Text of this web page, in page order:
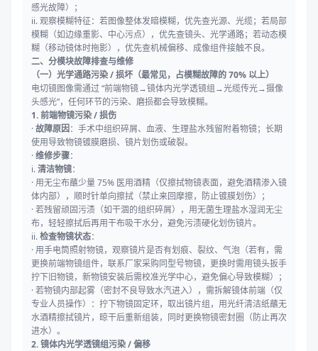
感光故障）；
ii. 观察模糊特征：若图像整体发暗模糊，优先查光源、光缆；若局部
模糊（如边缘重影、中心污点），优先查镜头、光学通路；若动态模
糊（移动镜体时拖影），优先查机械偏移、成像组件接触不良。
二、分模块故障排查与维修
（一）光学通路污染 / 损坏（最常见，占模糊故障的 70% 以上）
电切镜图像需通过 “前端物镜→镜体内光学透镜组→光缆传光→摄像
头感光”，任何环节的污染、磨损都会导致模糊。
1. 前端物镜污染 / 损伤
·故障原因：手术中组织碎屑、血液、生理盐水残留附着物镜；长期
使用导致物镜镀膜磨损、镜片划伤或破裂。
·维修步骤：
i.清洁物镜：
· 用无尘布蘸少量 75% 医用酒精（仅擦拭物镜表面，避免酒精渗入镜
体内部），顺时针单向擦拭（禁止来回摩擦，防止镀膜划伤）；
· 若残留顽固污渍（如干涸的组织碎屑），用无菌生理盐水湿润无尘
布，轻轻擦拭后再用干布吸干水分，避免污渍硬化划伤镜片。
ii.检查物镜状态：
· 用手电筒照射物镜，观察镜片是否有划痕、裂纹、气泡（若有，需
更换前端物镜组件，联系厂家采购同型号物镜，更换时需用镜头扳手
拧下旧物镜，新物镜安装后需校准光学中心，避免偏心导致模糊）；
· 若物镜内部起雾（密封不良导致水汽进入），需拆解镜体前端（仅
专业人员操作）：拧下物镜固定环，取出镜片组，用光纤清洁纸蘸无
水酒精擦拭镜片，晾干后重新组装，同时更换物镜密封圈（防止再次
进水）。
2. 镜体内光学透镜组污染 / 偏移